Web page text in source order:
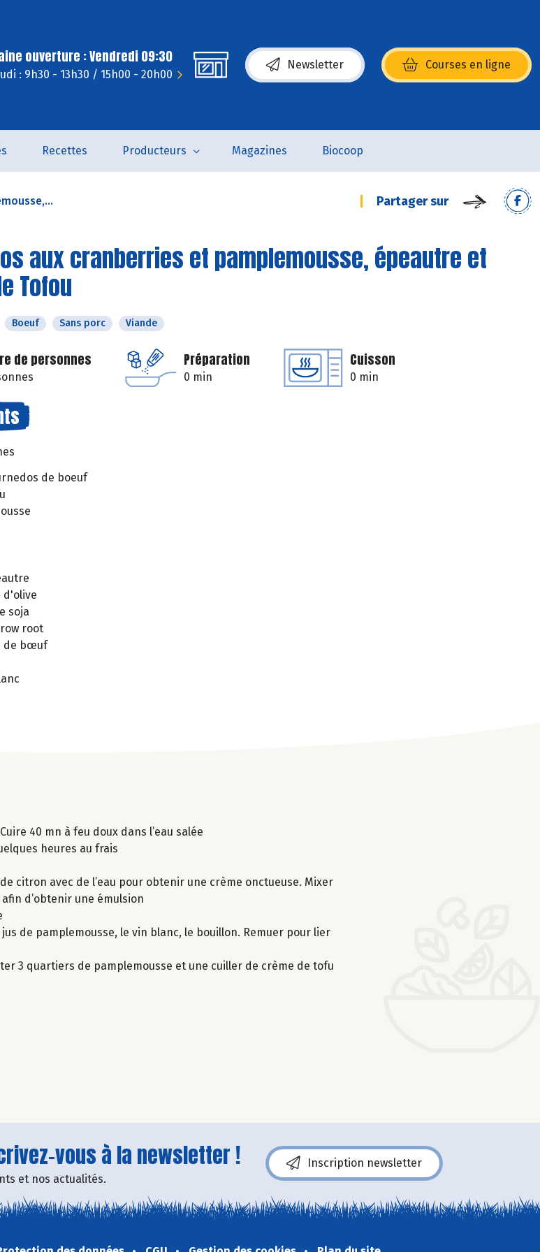
ouverture : Vendredi 09:30
: 9h30 - 13h30 / 15h00 - 20h00
Newsletter Courses en ligne
(s’ouvre dans une nouvelle fenêtre)
Recettes Producteurs Magazines Biocoop
Partager sur
aux cranberries et pamplemousse, épeautre et
Tofou
Boeuf Sans porc Viande
de personnes Préparation
0 min
Cuisson
0 min
de boeuf
d'olive
soja
root
de bœuf
40 mn à feu doux dans l’eau salée
heures au frais
citron avec de l’eau pour obtenir une crème onctueuse. Mixer
d’obtenir une émulsion
de pamplemousse, le vin blanc, le bouillon. Remuer pour lier
3 quartiers de pamplemousse et une cuiller de crème de tofu
vous à la newsletter !
et nos actualités.
Inscription newsletter